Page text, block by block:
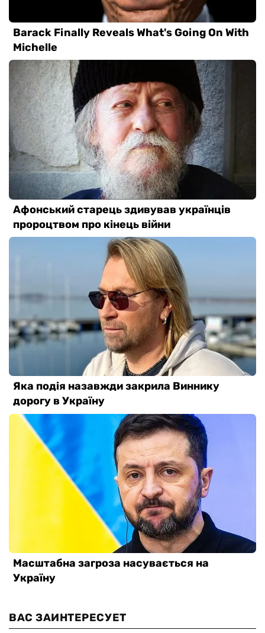
ВАС ЗАИНТЕРЕСУЕТ